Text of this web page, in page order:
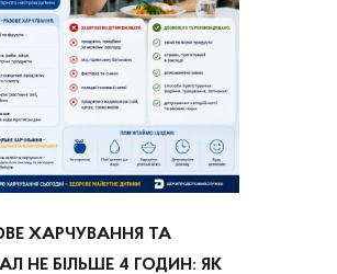
ХАРЧУВАННЯ ТА
НЕ БІЛЬШЕ 4 ГОДИН: ЯК